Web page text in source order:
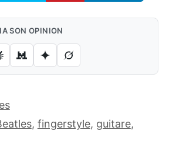
SON OPINION
, fingerstyle, guitare,